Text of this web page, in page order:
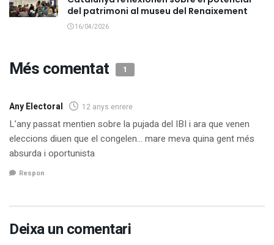
del patrimoni al museu del Renaixement
16/04/2026
Més comentat 1
Any Electoral 12 anys enrere
L’any passat mentien sobre la pujada del IBI i ara que venen
eleccions diuen que el congelen… mare meva quina gent més
absurda i oportunista
Respon
Deixa un comentari